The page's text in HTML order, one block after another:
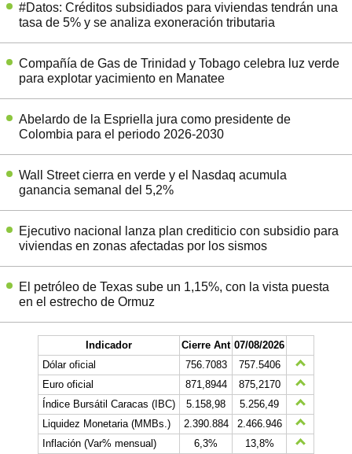
#Datos: Créditos subsidiados para viviendas tendrán una
tasa de 5% y se analiza exoneración tributaria
Compañía de Gas de Trinidad y Tobago celebra luz verde
para explotar yacimiento en Manatee
Abelardo de la Espriella jura como presidente de
Colombia para el periodo 2026-2030
Wall Street cierra en verde y el Nasdaq acumula
ganancia semanal del 5,2%
Ejecutivo nacional lanza plan crediticio con subsidio para
viviendas en zonas afectadas por los sismos
El petróleo de Texas sube un 1,15%, con la vista puesta
en el estrecho de Ormuz
Indicador Cierre Ant 07/08/2026
Dólar oficial
756.7083
757.5406
Euro oficial
871,8944
875,2170
Índice Bursátil Caracas (IBC)
5.158,98
5.256,49
Liquidez Monetaria (MMBs.)
2.390.884
2.466.946
Inflación (Var% mensual)
6,3%
13,8%